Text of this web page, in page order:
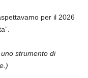
per il 2026
strumento di